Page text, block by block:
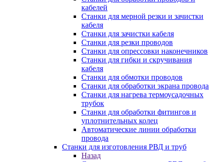
кабелей
Станки для мерной резки и зачистки
кабеля
Станки для зачистки кабеля
Станки для резки проводов
Станки для опрессовки наконечников
Станки для гибки и скручивания
кабеля
Станки для обмотки проводов
Станки для обработки экрана провода
Станки для нагрева термоусадочных
трубок
Станки для обработки фитингов и
уплотнительных колец
Автоматические линии обработки
провода
Станки для изготовления РВД и труб
Назад